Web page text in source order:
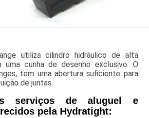
utiliza cilindro hidráulico de alta
uma cunha de desenho exclusivo. O
tem uma abertura suficiente para
de juntas.
serviços de aluguel e
pela Hydratight: